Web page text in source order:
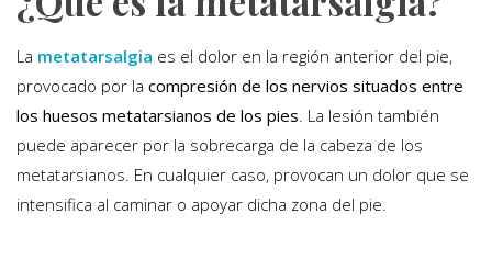
La metatarsalgia es el dolor en la región anterior del pie,
provocado por la compresión de los nervios situados entre
los huesos metatarsianos de los pies. La lesión también
puede aparecer por la sobrecarga de la cabeza de los
metatarsianos. En cualquier caso, provocan un dolor que se
intensifica al caminar o apoyar dicha zona del pie.